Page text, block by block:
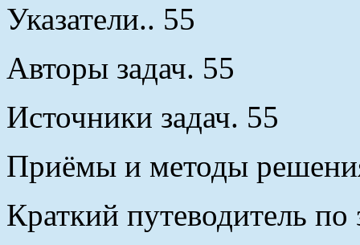
Указатели.. 55
Авторы задач. 55
Источники задач. 55
Приёмы и методы
Краткий путеводитель по